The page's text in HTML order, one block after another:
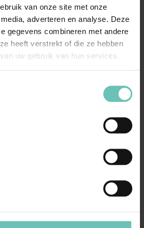
van onze site met onze
adverteren en analyse. Deze
gegevens combineren met andere
heeft verstrekt of die ze hebben
uw gebruik van hun services.
Personen- en familie-
wettelijke maatstaven